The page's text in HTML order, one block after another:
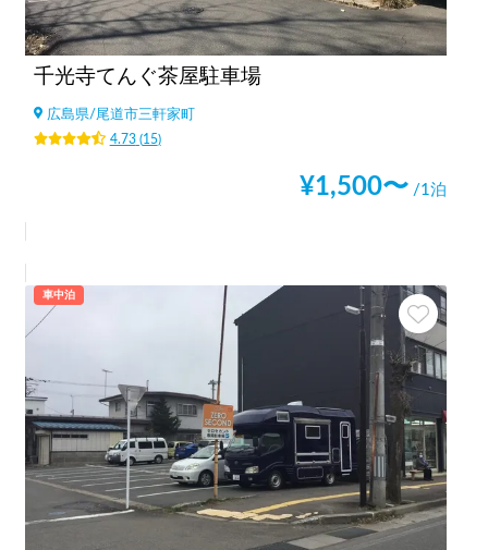
千光寺てんぐ茶屋駐車場
広島県/尾道市三軒家町
4.73(15)
¥1,500〜 /1泊
車中泊